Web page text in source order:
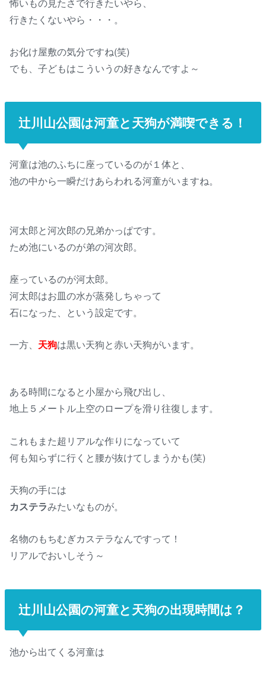
行きたくないやら・・・。
お化け屋敷の気分ですね(笑)
でも、子どもはこういうの好きなんですよ～
辻川山公園は河童と天狗が満喫できる！
河童は池のふちに座っているのが１体と、
池の中から一瞬だけあらわれる河童がいますね。
河太郎と河次郎の兄弟かっぱです。
ため池にいるのが弟の河次郎。
座っているのが河太郎。
河太郎はお皿の水が蒸発しちゃって
石になった、という設定です。
一方、 天狗は黒い天狗と赤い天狗がいます。
ある時間になると小屋から飛び出し、
地上５メートル上空のロープを滑り往復します。
これもまた超リアルな作りになっていて
何も知らずに行くと腰が抜けてしまうかも(笑)
天狗の手には
カステラみたいなものが。
名物のもちむぎカステラなんですって！
リアルでおいしそう～
辻川山公園の河童と天狗の出現時間は？
池から出てくる河童は